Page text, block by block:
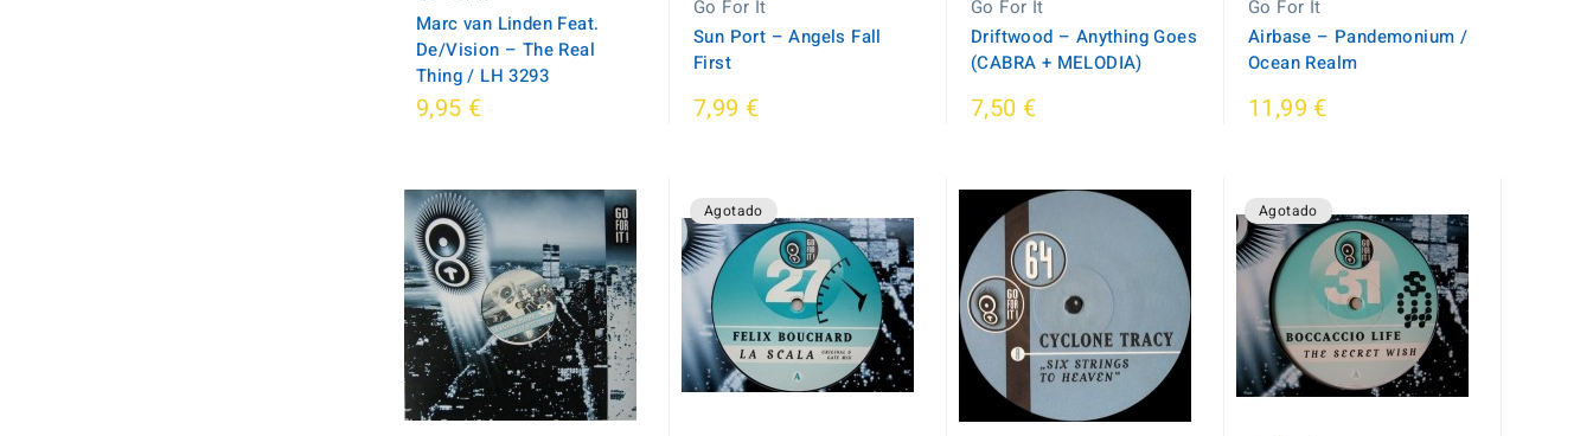
Marc van Linden Feat.
De/Vision ‎– The Real
Thing / LH 3293
9,95 €
Go For It
Sun Port ‎– Angels Fall
First
7,99 €
Go For It
Driftwood ‎– Anything Goes
(CABRA + MELODIA)
7,50 €
Go For It
Airbase ‎– Pandemonium /
Ocean Realm
11,99 €
Agotado Agotado